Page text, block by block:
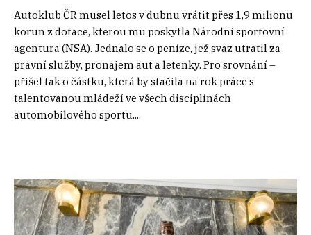
Autoklub ČR musel letos v dubnu vrátit přes 1,9 milionu
korun z dotace, kterou mu poskytla Národní sportovní
agentura (NSA). Jednalo se o peníze, jež svaz utratil za
právní služby, pronájem aut a letenky. Pro srovnání –
přišel tak o částku, která by stačila na rok práce s
talentovanou mládeží ve všech disciplínách
automobilového sportu....